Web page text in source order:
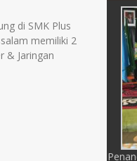
di SMK Plus
memiliki 2
& Jaringan